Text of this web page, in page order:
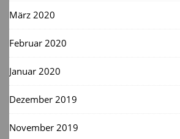
März 2020
Februar 2020
Januar 2020
Dezember 2019
November 2019